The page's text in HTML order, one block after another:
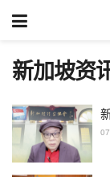
新加坡资